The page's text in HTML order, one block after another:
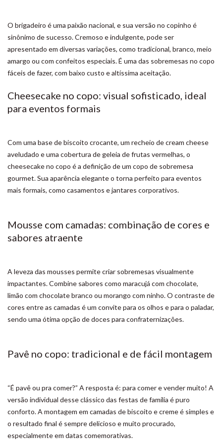
O brigadeiro é uma paixão nacional, e sua versão no copinho é
sinônimo de sucesso. Cremoso e indulgente, pode ser
apresentado em diversas variações, como tradicional, branco, meio
amargo ou com confeitos especiais. É uma das sobremesas no copo
fáceis de fazer, com baixo custo e altíssima aceitação.
Cheesecake no copo: visual sofisticado, ideal
para eventos formais
Com uma base de biscoito crocante, um recheio de cream cheese
aveludado e uma cobertura de geleia de frutas vermelhas, o
cheesecake no copo é a definição de um copo de sobremesa
gourmet. Sua aparência elegante o torna perfeito para eventos
mais formais, como casamentos e jantares corporativos.
Mousse com camadas: combinação de cores e
sabores atraente
A leveza das mousses permite criar sobremesas visualmente
impactantes. Combine sabores como maracujá com chocolate,
limão com chocolate branco ou morango com ninho. O contraste de
cores entre as camadas é um convite para os olhos e para o paladar,
sendo uma ótima opção de doces para confraternizações.
Pavê no copo: tradicional e de fácil montagem
“É pavê ou pra comer?” A resposta é: para comer e vender muito! A
versão individual desse clássico das festas de família é puro
conforto. A montagem em camadas de biscoito e creme é simples e
o resultado final é sempre delicioso e muito procurado,
especialmente em datas comemorativas.